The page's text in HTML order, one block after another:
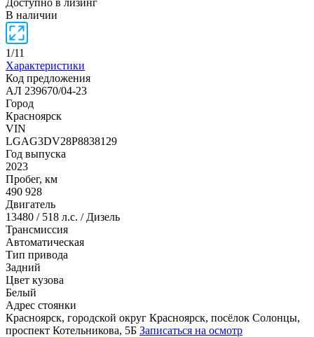
Доступно в лизинг
В наличии
1/11
Характеристики
Код предложения
АЛ 239670/04-23
Город
Красноярск
VIN
LGAG3DV28P8838129
Год выпуска
2023
Пробег, км
490 928
Двигатель
13480 / 518 л.с. / Дизель
Трансмиссия
Автоматическая
Тип привода
Задний
Цвет кузова
Белый
Адрес стоянки
Красноярск, городской округ Красноярск, посёлок Солонцы,
проспект Котельникова, 5Б Записаться на осмотр